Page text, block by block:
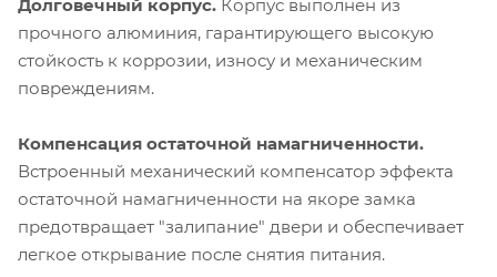
Долговечный корпус. Корпус выполнен из
прочного алюминия, гарантирующего высокую
стойкость к коррозии, износу и механическим
повреждениям.
Компенсация остаточной намагниченности.
Встроенный механический компенсатор эффекта
остаточной намагниченности на якоре замка
предотвращает "залипание" двери и обеспечивает
легкое открывание после снятия питания.